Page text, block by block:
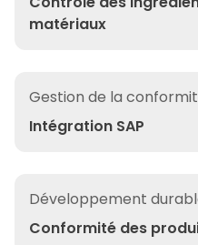
matériaux
Gestion de la
Intégration SAP
Développement
Conformité des